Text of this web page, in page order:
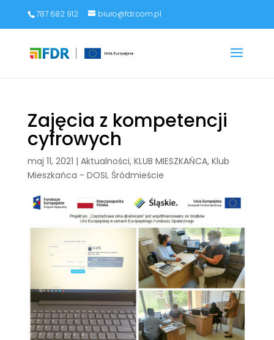
787 682 912 biuro@fdr.com.pl
Zajęcia z kompetencji
cyfrowych
maj 11, 2021 | Aktualności, KLUB MIESZKAŃCA, Klub
Mieszkańca - DOSL Śródmieście